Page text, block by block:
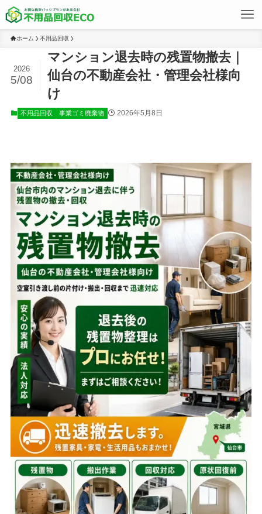
ホーム 不用品回収
マンション退去時の残置物撤去｜
仙台の不動産会社・管理会社様向
け
2026
5/08
不用品回収 事業ゴミ廃棄物 2026年5月8日